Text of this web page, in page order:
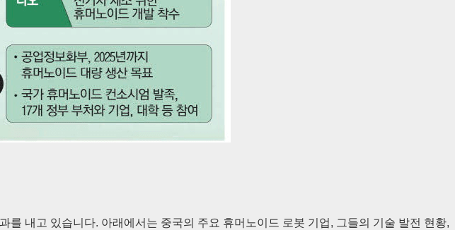
내고 있습니다. 아래에서는 중국의 주요 휴머노이드 로봇 기업, 그들의 기술 발전 현황,